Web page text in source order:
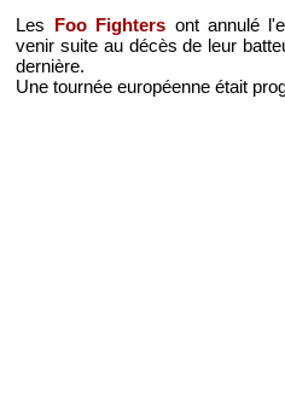
Les Foo Fighters ont annulé
venir suite au décès de leur
dernière.
Une tournée européenne était